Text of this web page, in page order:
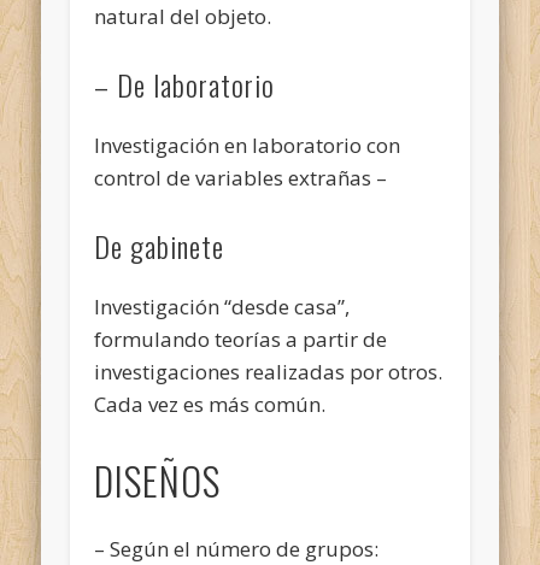
natural del objeto.
– De laboratorio
Investigación en laboratorio con
control de variables extrañas –
De gabinete
Investigación “desde casa”,
formulando teorías a partir de
investigaciones realizadas por otros.
Cada vez es más común.
DISEÑOS
– Según el número de grupos: